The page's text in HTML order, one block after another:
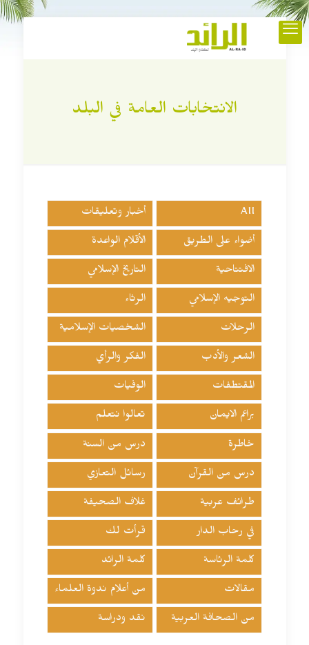
الانتخابات العامة في البلد
All أخبار وتعليقات
أضواء على الطريق الأقلام الواعدة
الافتتاحية التاريخ الإسلامي
التوجيه الإسلامي الرثاء
الرحلات الشخصيات الإسلامية
الشعر والأدب الفكر والرأي
المقتطفات الوفيات
براعم الايمان تعالوا نتعلم
خاطرة درس من السنة
درس من القرآن رسائل التعازي
طرائف عربية غلاف الصحيفة
في رحاب الدار قرأت لك
كلمة الرئاسة كلمة الرائد
مقالات من أعلام ندوة العلماء
من الصحافة العربية نقد ودراسة